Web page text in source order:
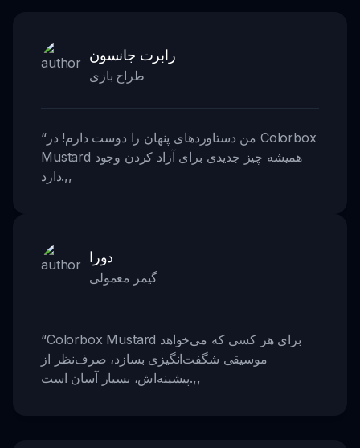
رابرت جانسون
طراح بازی
“من دستاوردهای پنهان را دوست دارم! در Colorbox
Mustard همیشه چیز جدیدی برای آزاد کردن وجود
دارد.,,
دورا
گیمر معمولی
“Colorbox Mustard برای هر کسی که می‌خواهد
موسیقی شگفت‌انگیزی بسازد، صرف‌نظر از
پیشینه‌اش، بسیار آسان است.,,